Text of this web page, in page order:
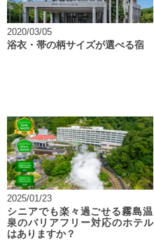
2020/03/05
浴衣・帯の柄サイズが選べる宿
2025/01/23
シニアでも楽々過ごせる霧島温
泉のバリアフリー対応のホテル
はありますか？